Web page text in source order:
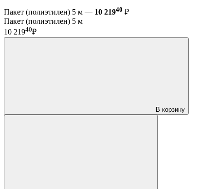
Пакет (полиэтилен) 5 м — 10 21940 ₽
Пакет (полиэтилен) 5 м
10 21940₽
В корзину